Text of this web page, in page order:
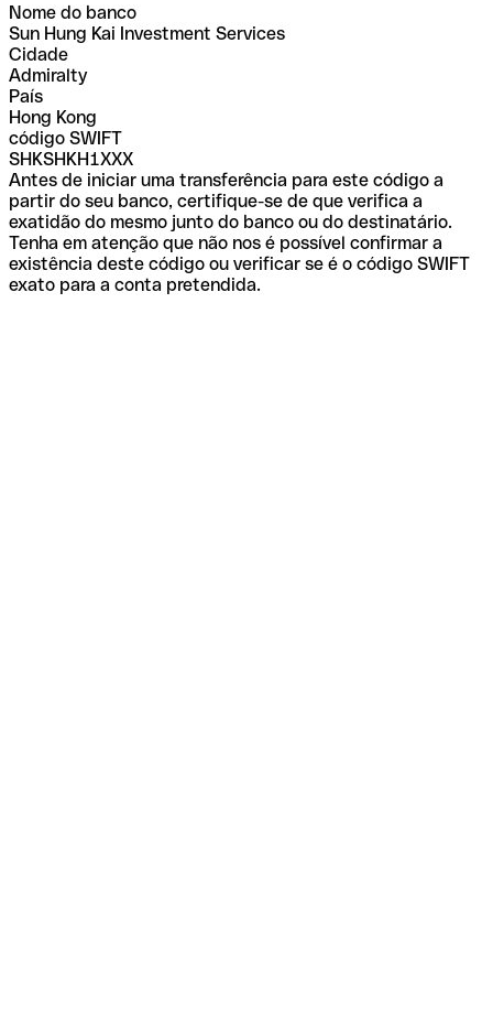
Nome do banco
Sun Hung Kai Investment Services
Cidade
Admiralty
País
Hong Kong
código SWIFT
SHKSHKH1XXX
Antes de iniciar uma transferência para este código a
partir do seu banco, certifique-se de que verifica a
exatidão do mesmo junto do banco ou do destinatário.
Tenha em atenção que não nos é possível confirmar a
existência deste código ou verificar se é o código SWIFT
exato para a conta pretendida.